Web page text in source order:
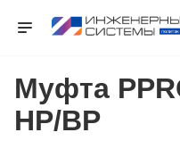
Муфта
НР/ВР